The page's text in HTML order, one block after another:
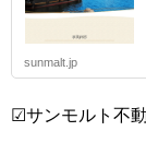
sunmalt.jp
☑サンモルト不